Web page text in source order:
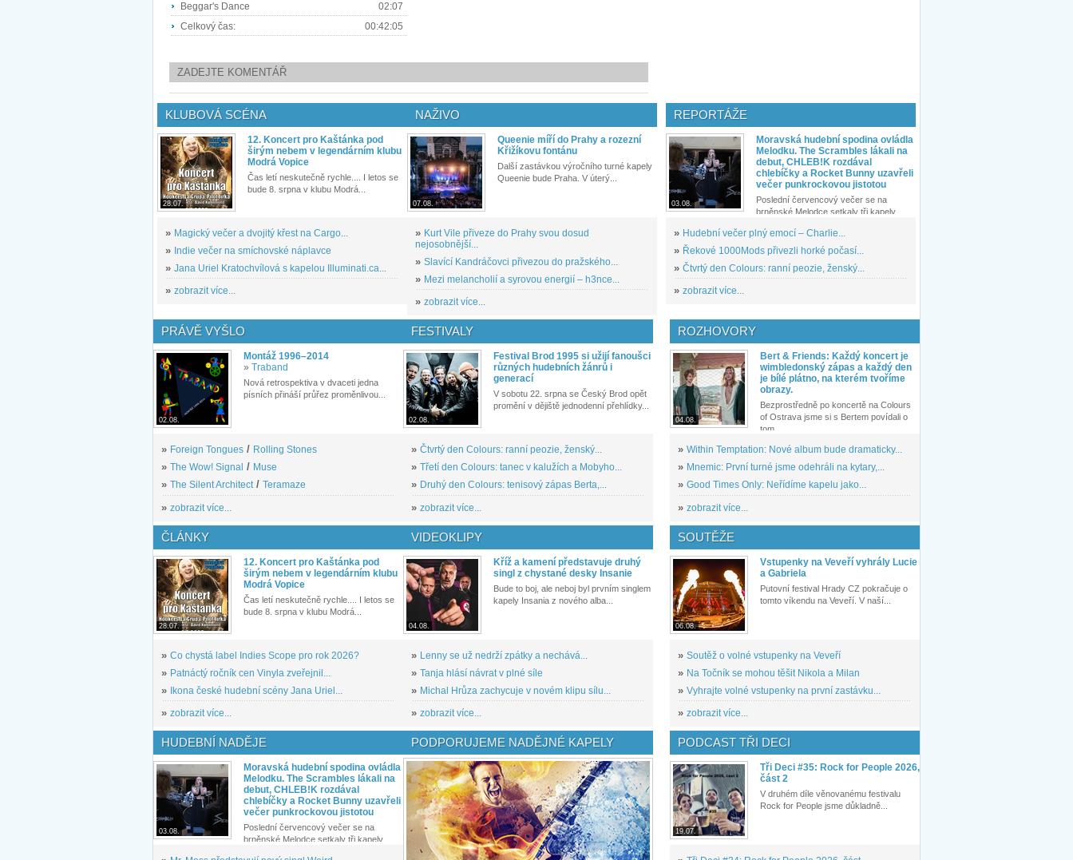
Beggar's Dance
02:07
Celkový čas:
00:42:05
ZADEJTE KOMENTÁŘ
KLUBOVÁ SCÉNA
28.07.
12. Koncert pro Kaštánka pod
širým nebem v legendárním klubu
Modrá Vopice
Čas letí neskutečně rychle.... I letos se
bude 8. srpna v klubu Modrá...
» Magický večer a dvojitý křest na Cargo...
» Indie večer na smíchovské náplavce
» Jana Uriel Kratochvílová s kapelou Illuminati.ca...
» zobrazit více...
NAŽIVO
07.08.
Queenie míří do Prahy a rozezní
Křižíkovu fontánu
Další zastávkou výročního turné kapely
Queenie bude Praha. V úterý...
» Kurt Vile přiveze do Prahy svou dosud
nejosobnější...
» Slavící Kandráčovci přivezou do pražského...
» Mezi melancholií a syrovou energií – h3nce...
» zobrazit více...
REPORTÁŽE
03.08.
Moravská hudební spodina ovládla
Melodku. The Scrambles lákali na
debut, CHLEB!K rozdával
chlebíčky a Rocket Bunny uzavřeli
večer punkrockovou jistotou
Poslední červencový večer se na
brněnské Melodce setkaly tři kapely...
» Hudební večer plný emocí – Charlie...
» Řekové 1000Mods přivezli horké počasí...
» Čtvrtý den Colours: ranní peozie, ženský...
» zobrazit více...
PRÁVĚ VYŠLO
02.08.
Montáž 1996–2014
» Traband
Nová retrospektiva v dvaceti jedna
písních přináší průřez proměnlivou...
» Foreign Tongues / Rolling Stones
» The Wow! Signal / Muse
» The Silent Architect/ Teramaze
» zobrazit více...
FESTIVALY
02.08.
Festival Brod 1995 si užijí fanoušci
různých hudebních žánrů i
generací
V sobotu 22. srpna se Český Brod opět
promění v dějiště jednodenní přehlídky...
» Čtvrtý den Colours: ranní peozie, ženský...
» Třetí den Colours: tanec v kalužích a Mobyho...
» Druhý den Colours: tenisový zápas Berta,...
» zobrazit více...
ROZHOVORY
04.08.
Bert & Friends: Každý koncert je
wimbledonský zápas a každý den
je bílé plátno, na kterém tvoříme
obrazy.
Bezprostředně po koncertě na Colours
of Ostrava jsme si s Bertem povídali o
tom,...
» Within Temptation: Nové album bude dramaticky...
» Mnemic: První turné jsme odehráli na kytary,...
» Good Times Only: Neřídíme kapelu jako...
» zobrazit více...
ČLÁNKY
28.07.
12. Koncert pro Kaštánka pod
širým nebem v legendárním klubu
Modrá Vopice
Čas letí neskutečně rychle.... I letos se
bude 8. srpna v klubu Modrá...
» Co chystá label Indies Scope pro rok 2026?
» Patnáctý ročník cen Vinyla zveřejnil...
» Ikona české hudební scény Jana Uriel...
» zobrazit více...
VIDEOKLIPY
04.08.
Kříž a kamení představuje druhý
singl z chystané desky Insanie
Bude to boj, ale neboj byl prvním singlem
kapely Insania z nového alba...
» Lenny se už nedrží zpátky a nechává...
» Tanja hlásí návrat v plné síle
» Michal Hrůza zachycuje v novém klipu sílu...
» zobrazit více...
SOUTĚŽE
06.08.
Vstupenky na Veveří vyhrály Lucie
a Gabriela
Putovní festival Hrady CZ pokračuje o
tomto víkendu na Veveří. V naší...
» Soutěž o volné vstupenky na Veveří
» Na Točník se mohou těšit Nikola a Milan
» Vyhrajte volné vstupenky na první zastávku...
» zobrazit více...
HUDEBNÍ NADĚJE
03.08.
Moravská hudební spodina ovládla
Melodku. The Scrambles lákali na
debut, CHLEB!K rozdával
chlebíčky a Rocket Bunny uzavřeli
večer punkrockovou jistotou
Poslední červencový večer se na
brněnské Melodce setkaly tři kapely...
PODPORUJEME NADĚJNÉ KAPELY PODCAST TŘI DECI
19.07.
Tři Deci #35: Rock for People 2026,
část 2
V druhém díle věnovanému festivalu
Rock for People jsme důkladně...